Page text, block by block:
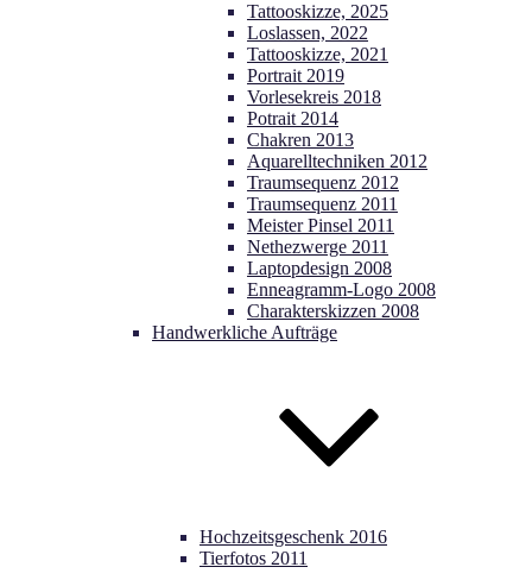
Tattooskizze, 2025
Loslassen, 2022
Tattooskizze, 2021
Portrait 2019
Vorlesekreis 2018
Potrait 2014
Chakren 2013
Aquarelltechniken 2012
Traumsequenz 2012
Traumsequenz 2011
Meister Pinsel 2011
Nethezwerge 2011
Laptopdesign 2008
Enneagramm-Logo 2008
Charakterskizzen 2008
Handwerkliche Aufträge
Hochzeitsgeschenk 2016
Tierfotos 2011